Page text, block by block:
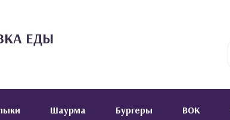
ЕДЫ
Шаурма Бургеры ВОК